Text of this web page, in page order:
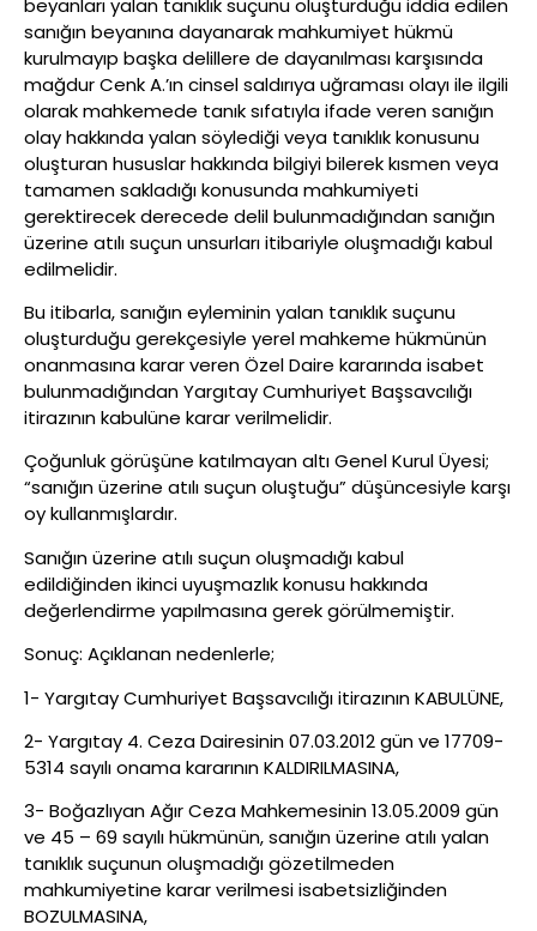
sanığın beyanına dayanarak mahkumiyet hükmü
kurulmayıp başka delillere de dayanılması karşısında
mağdur Cenk A.’ın cinsel saldırıya uğraması olayı ile ilgili
olarak mahkemede tanık sıfatıyla ifade veren sanığın
olay hakkında yalan söylediği veya tanıklık konusunu
oluşturan hususlar hakkında bilgiyi bilerek kısmen veya
tamamen sakladığı konusunda mahkumiyeti
gerektirecek derecede delil bulunmadığından sanığın
üzerine atılı suçun unsurları itibariyle oluşmadığı kabul
edilmelidir.
Bu itibarla, sanığın eyleminin yalan tanıklık suçunu
oluşturduğu gerekçesiyle yerel mahkeme hükmünün
onanmasına karar veren Özel Daire kararında isabet
bulunmadığından Yargıtay Cumhuriyet Başsavcılığı
itirazının kabulüne karar verilmelidir.
Çoğunluk görüşüne katılmayan altı Genel Kurul Üyesi;
“sanığın üzerine atılı suçun oluştuğu” düşüncesiyle karşı
oy kullanmışlardır.
Sanığın üzerine atılı suçun oluşmadığı kabul
edildiğinden ikinci uyuşmazlık konusu hakkında
değerlendirme yapılmasına gerek görülmemiştir.
Sonuç: Açıklanan nedenlerle;
1- Yargıtay Cumhuriyet Başsavcılığı itirazının KABULÜNE,
2- Yargıtay 4. Ceza Dairesinin 07.03.2012 gün ve 17709-
5314 sayılı onama kararının KALDIRILMASINA,
3- Boğazlıyan Ağır Ceza Mahkemesinin 13.05.2009 gün
ve 45 – 69 sayılı hükmünün, sanığın üzerine atılı yalan
tanıklık suçunun oluşmadığı gözetilmeden
mahkumiyetine karar verilmesi isabetsizliğinden
BOZULMASINA,